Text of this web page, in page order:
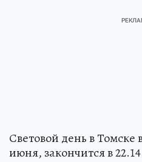
Световой день в Томске
июня, закончится в